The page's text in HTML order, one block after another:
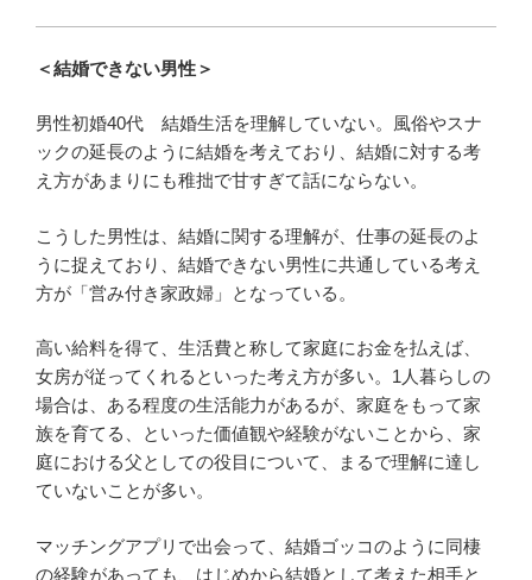
＜結婚できない男性＞
男性初婚40代 結婚生活を理解していない。風俗やスナ
ックの延長のように結婚を考えており、結婚に対する考
え方があまりにも稚拙で甘すぎて話にならない。
こうした男性は、結婚に関する理解が、仕事の延長のよ
うに捉えており、結婚できない男性に共通している考え
方が「営み付き家政婦」となっている。
高い給料を得て、生活費と称して家庭にお金を払えば、
女房が従ってくれるといった考え方が多い。1人暮らしの
場合は、ある程度の生活能力があるが、家庭をもって家
族を育てる、といった価値観や経験がないことから、家
庭における父としての役目について、まるで理解に達し
ていないことが多い。
マッチングアプリで出会って、結婚ゴッコのように同棲
の経験があっても、はじめから結婚として考えた相手と